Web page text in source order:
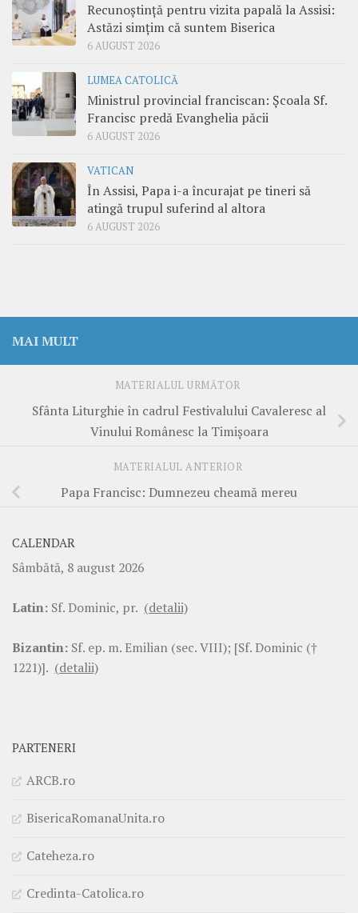
Recunoștință pentru vizita papală la Assisi:
Astăzi simțim că suntem Biserica
6 AUGUST 2026
LUMEA CATOLICĂ
Ministrul provincial franciscan: Școala Sf.
Francisc predă Evanghelia păcii
6 AUGUST 2026
VATICAN
În Assisi, Papa i-a încurajat pe tineri să
atingă trupul suferind al altora
6 AUGUST 2026
MAI MULT
MATERIALUL URMĂTOR
Sfânta Liturghie în cadrul Festivalului Cavaleresc al
Vinului Românesc la Timișoara
MATERIALUL ANTERIOR
Papa Francisc: Dumnezeu cheamă mereu
CALENDAR
Sâmbătă, 8 august 2026
Latin: Sf. Dominic, pr. (detalii)
Bizantin: Sf. ep. m. Emilian (sec. VIII); [Sf. Dominic (†
1221)]. (detalii)
PARTENERI
ARCB.ro
BisericaRomanaUnita.ro
Cateheza.ro
Credinta-Catolica.ro